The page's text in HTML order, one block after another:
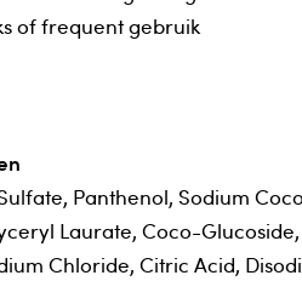
of frequent gebruik
Panthenol, Sodium
Laurate, Coco-
Chloride, Citric Acid,